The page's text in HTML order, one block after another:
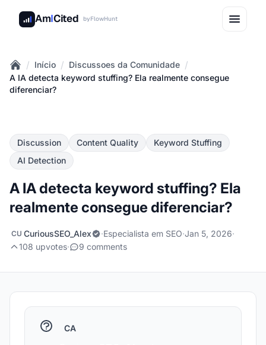
AmICited byFlowHunt
Home
/ Início / Discussoes da Comunidade /
A IA detecta keyword stuffing? Ela realmente consegue
diferenciar?
Discussion Content Quality
Keyword Stuffing
AI Detection
A IA detecta keyword stuffing? Ela
realmente consegue diferenciar?
CU CuriousSEO_Alex ·Especialista em SEO·Jan 5, 2026·
108 upvotes· 9 comments
CA